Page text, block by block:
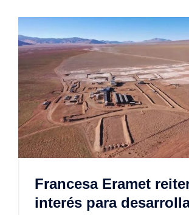
Francesa Eramet
interés para